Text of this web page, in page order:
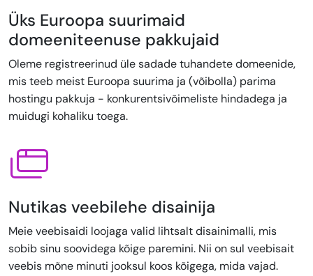
Üks Euroopa suurimaid
domeeniteenuse pakkujaid
Oleme registreerinud üle sadade tuhandete domeenide,
mis teeb meist Euroopa suurima ja (võibolla) parima
hostingu pakkuja - konkurentsivõimeliste hindadega ja
muidugi kohaliku toega.
Nutikas veebilehe disainija
Meie veebisaidi loojaga valid lihtsalt disainimalli, mis
sobib sinu soovidega kõige paremini. Nii on sul veebisait
veebis mõne minuti jooksul koos kõigega, mida vajad.